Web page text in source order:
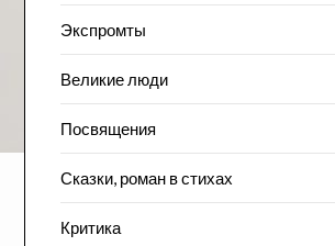
Экспромты
Великие люди
Посвящения
Сказки, роман в стихах
Критика